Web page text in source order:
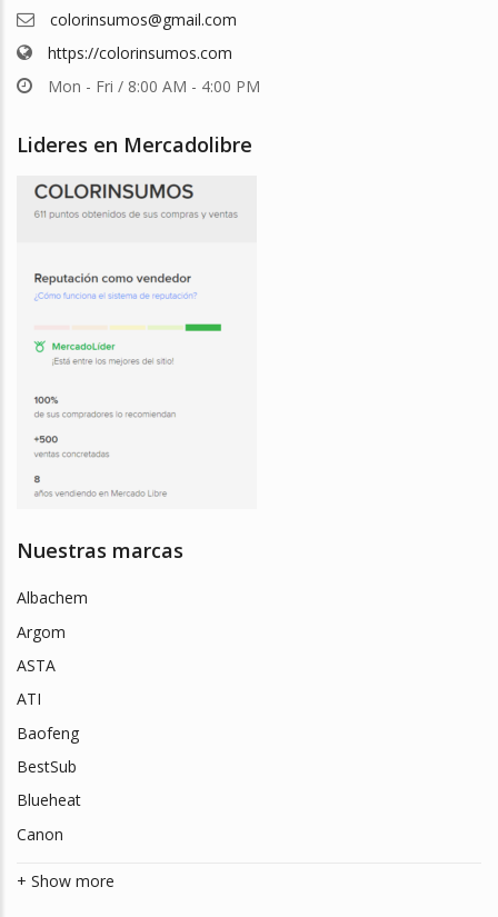
colorinsumos@gmail.com
https://colorinsumos.com
Mon - Fri / 8:00 AM - 4:00 PM
Lideres en Mercadolibre
Nuestras marcas
Albachem
Argom
ASTA
ATI
Baofeng
BestSub
Blueheat
Canon
+ Show more